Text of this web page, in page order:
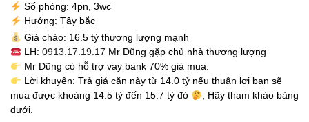
Số phòng: 4pn, 3wc
Hướng: Tây bắc
Giá chào: 16.5 tỷ thương lượng mạnh
LH: 0913.17.19.17 Mr Dũng gặp chủ nhà thương lượng
Mr Dũng có hỗ trợ vay bank 70% giá mua.
Lời khuyên: Trả giá căn này từ 14.0 tỷ nếu thuận lợi bạn sẽ
mua được khoảng 14.5 tỷ đến 15.7 tỷ đó
, Hãy tham khảo bảng
dưới.